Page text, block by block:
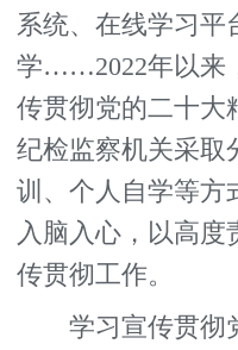
系统、在线学习平
学……2022年以来
传贯彻党的二十大
纪检监察机关采取
训、个人自学等方
入脑入心，以高度
传贯彻工作。
学习宣传贯彻